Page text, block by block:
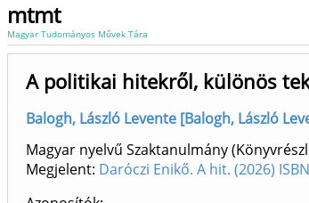
mtmt
Magyar Tudományos Művek Tára
A politikai hitekről, különös
Balogh, László Levente [Balogh, László
Magyar nyelvű Szaktanulmány
Megjelent: Daróczi Enikő. A hit. (2026)